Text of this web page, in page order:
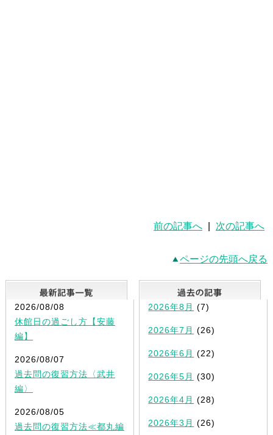
前の記事へ 次の記事へ
ページの先頭へ戻る
最新記事一覧
2026/08/08
休館日の過ごし方【安藤
編】
2026/08/07
過去問の復習方法〈武井
編〉
2026/08/05
過去問の復習方法≪都丸編
2026年8月 (7)
2026年7月 (26)
2026年6月 (22)
2026年5月 (30)
2026年4月 (28)
2026年3月 (26)